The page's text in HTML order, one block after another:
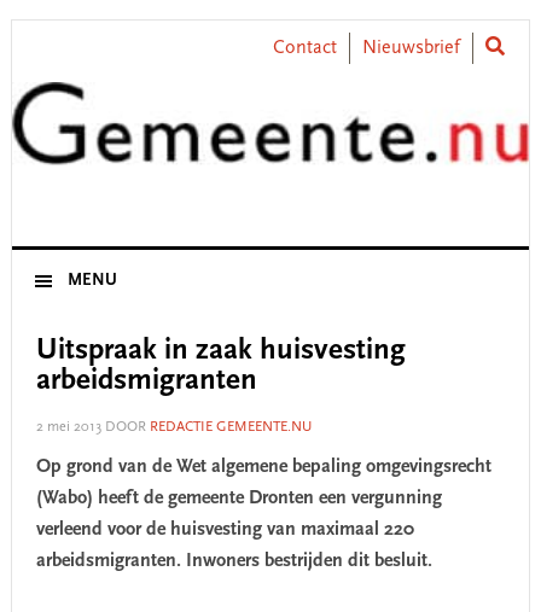
Skip
primary
navigation
Skip
content
Skip
primary
sidebar
Skip
footer
Contact Nieuwsbrief
MENU
Uitspraak in zaak huisvesting
arbeidsmigranten
2 mei 2013DOOR REDACTIE GEMEENTE.NU
Op grond van de Wet algemene bepaling omgevingsrecht
(Wabo) heeft de gemeente Dronten een vergunning
verleend voor de huisvesting van maximaal 220
arbeidsmigranten. Inwoners bestrijden dit besluit.